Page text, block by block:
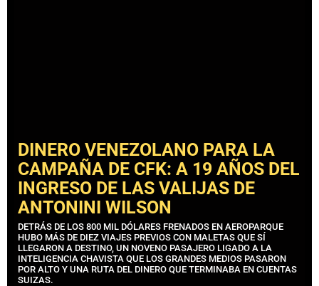
DINERO VENEZOLANO PARA LA
CAMPAÑA DE CFK: A 19 AÑOS DEL
INGRESO DE LAS VALIJAS DE
ANTONINI WILSON
DETRÁS DE LOS 800 MIL DÓLARES FRENADOS EN AEROPARQUE
HUBO MÁS DE DIEZ VIAJES PREVIOS CON MALETAS QUE SÍ
LLEGARON A DESTINO, UN NOVENO PASAJERO LIGADO A LA
INTELIGENCIA CHAVISTA QUE LOS GRANDES MEDIOS PASARON
POR ALTO Y UNA RUTA DEL DINERO QUE TERMINABA EN CUENTAS
SUIZAS.